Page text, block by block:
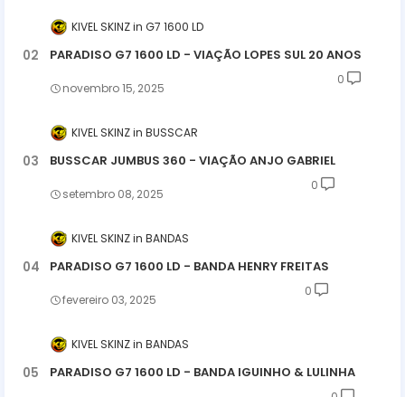
KIVEL SKINZ G7 1600 LD
PARADISO G7 1600 LD - VIAÇÃO LOPES SUL 20 ANOS
novembro 15, 2025
0
KIVEL SKINZ BUSSCAR
BUSSCAR JUMBUS 360 - VIAÇÃO ANJO GABRIEL
setembro 08, 2025
0
KIVEL SKINZ BANDAS
PARADISO G7 1600 LD - BANDA HENRY FREITAS
fevereiro 03, 2025
0
KIVEL SKINZ BANDAS
PARADISO G7 1600 LD - BANDA IGUINHO & LULINHA